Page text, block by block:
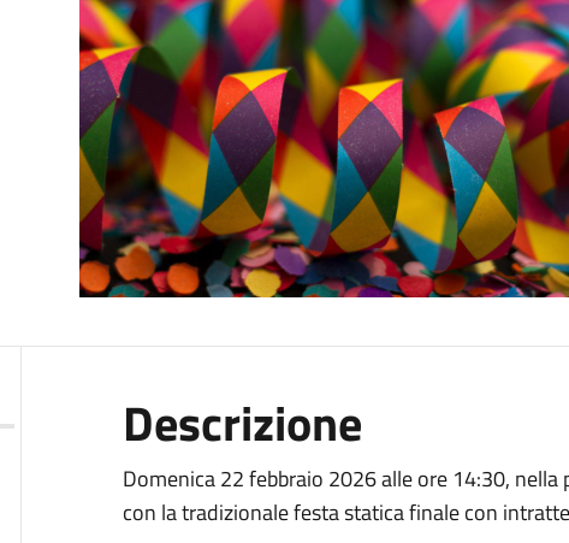
Descrizione
Domenica 22 febbraio 2026 alle ore 14:30,
con la tradizionale festa statica finale con